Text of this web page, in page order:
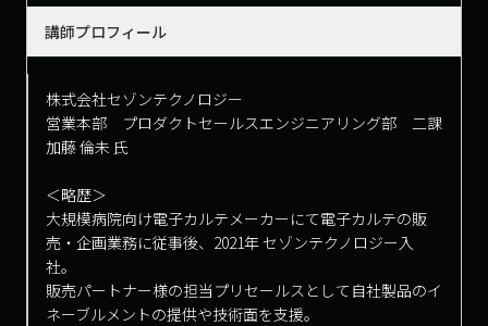
講師プロフィール
株式会社セゾンテクノロジー
営業本部 プロダクトセールスエンジニアリング部 二課
加藤 倫未 氏
＜略歴＞
大規模病院向け電子カルテメーカーにて電子カルテの販
売・企画業務に従事後、2021年 セゾンテクノロジー入
社。
販売パートナー様の担当プリセールスとして自社製品のイ
ネーブルメントの提供や技術面を支援。